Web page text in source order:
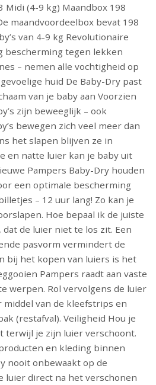
Midi (4-9 kg) Maandbox 198
maandvoordeelbox bevat 198
van 4-9 kg Revolutionaire
bescherming tegen lekken
– nemen alle vochtigheid op
huid De Baby-Dry past
van je baby aan Voorzien
zijn beweeglijk – ook
bewegen zich veel meer dan
het slapen blijven ze in
en natte luier kan je baby uit
Pampers Baby-Dry houden
een optimale bescherming
– 12 uur lang! Zo kan je
Hoe bepaal ik de juiste
de luier niet te los zit. Een
pasvorm vermindert de
bij het kopen van luiers is het
Pampers raadt aan vaste
werpen. Rol vervolgens de luier
van de kleefstrips en
(restafval). Veiligheid Hou je
terwijl je zijn luier verschoont.
en kleding binnen
nooit onbewaakt op de
luier direct na het verschonen